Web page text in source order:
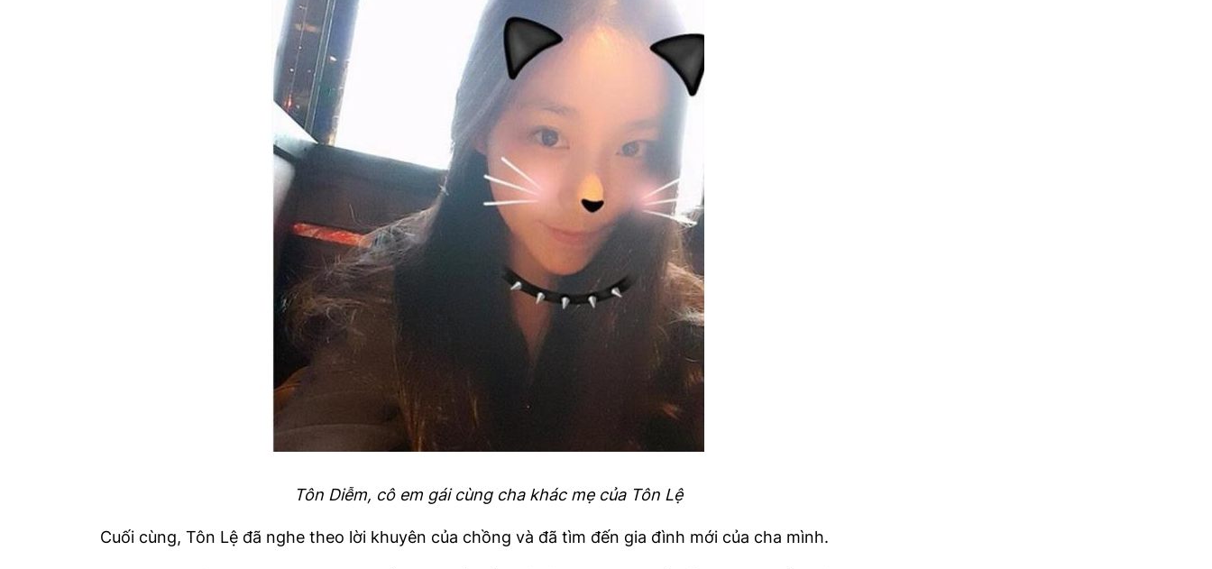
Tôn Diễm, cô em gái cùng cha khác mẹ của Tôn Lệ
Cuối cùng, Tôn Lệ đã nghe theo lời khuyên của chồng và đã tìm đến gia đình mới của cha mình.